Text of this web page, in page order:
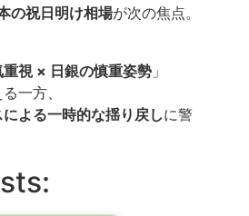
の祝日明け相場が次の焦点。
視 × 日銀の慎重姿勢 」
一方、
よる一時的な揺り戻しに警